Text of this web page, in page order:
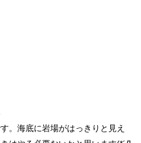
。海底に岩場がはっきりと見え